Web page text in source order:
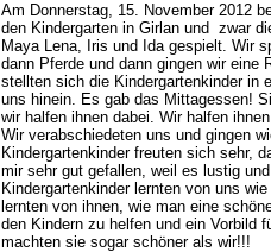
Am Donnerstag, 15. November 2012
den Kindergarten in Girlan und zwar
Maya Lena, Iris und Ida gespielt. Wir
dann Pferde und dann gingen wir eine
stellten sich die Kindergartenkinder in
uns hinein. Es gab das Mittagessen!
wir halfen ihnen dabei. Wir halfen
Wir verabschiedeten uns und gingen
Kindergartenkinder freuten sich sehr,
mir sehr gut gefallen, weil es lustig
Kindergartenkinder lernten von uns
lernten von ihnen, wie man eine
den Kindern zu helfen und ein Vorbild
machten sie sogar schöner als wir!!!